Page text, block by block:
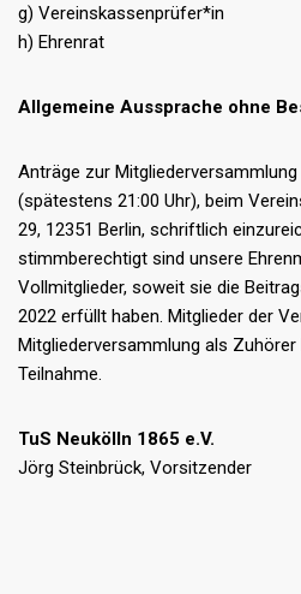
g) Vereinskassenprüfer*in
h) Ehrenrat
Allgemeine Aussprache ohne
Anträge zur
(spätestens 21:00 Uhr), beim
29, 12351 Berlin, schriftlich
stimmberechtigt sind unsere
Vollmitglieder, soweit sie die
2022 erfüllt haben. Mitglieder der
Mitgliederversammlung als
Teilnahme.
TuS Neukölln 1865 e.V.
Jörg Steinbrück, Vorsitzender